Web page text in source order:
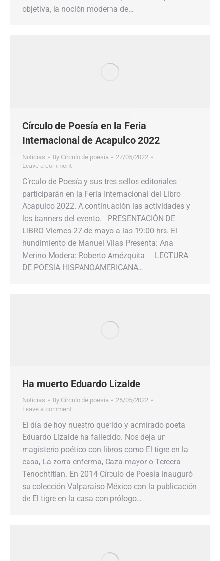
objetiva, la noción moderna de…
Círculo de Poesía en la Feria
Internacional de Acapulco 2022
Noticias By Círculo de poesía
27/05/2022
Leave a comment
Círculo de Poesía y sus tres sellos editoriales
participarán en la Feria Internacional del Libro
Acapulco 2022. A continuación las actividades y
los banners del evento. PRESENTACIÓN DE
LIBRO Viernes 27 de mayo a las 19:00 hrs. El
hundimiento de Manuel Vilas Presenta: Ana
Merino Modera: Roberto Amézquita LECTURA
DE POESÍA HISPANOAMERICANA…
Ha muerto Eduardo Lizalde
Noticias By Círculo de poesía
25/05/2022
Leave a comment
El día de hoy nuestro querido y admirado poeta
Eduardo Lizalde ha fallecido. Nos deja un
magisterio poético con libros como El tigre en la
casa, La zorra enferma, Caza mayor o Tercera
Tenochtitlan. En 2014 Círculo de Poesía inauguró
su colección Valparaíso México con la publicación
de El tigre en la casa con prólogo…